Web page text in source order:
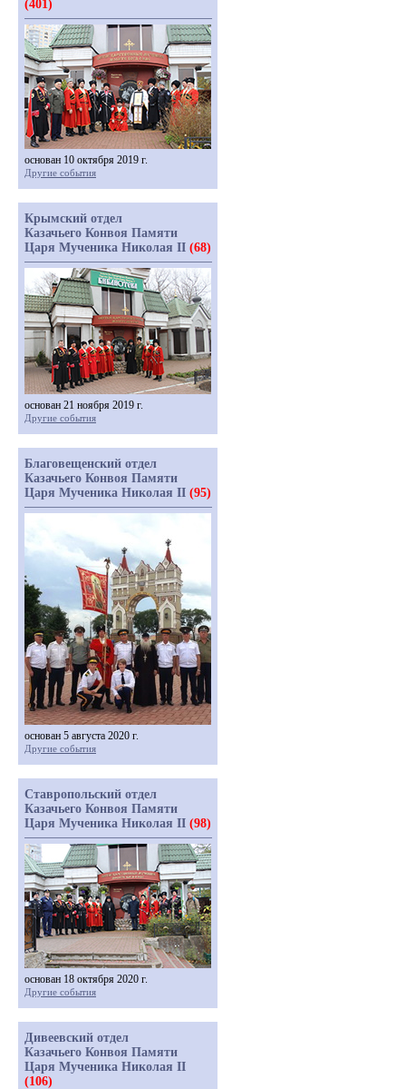
(401)
основан 10 октября 2019 г.
Другие события
Крымский отдел
Казачьего Конвоя Памяти
Царя Мученика Николая II (68)
основан 21 ноября 2019 г.
Другие события
Благовещенский отдел
Казачьего Конвоя Памяти
Царя Мученика Николая II (95)
основан 5 августа 2020 г.
Другие события
Ставропольский отдел
Казачьего Конвоя Памяти
Царя Мученика Николая II (98)
основан 18 октября 2020 г.
Другие события
Дивеевский отдел
Казачьего Конвоя Памяти
Царя Мученика Николая II
(106)